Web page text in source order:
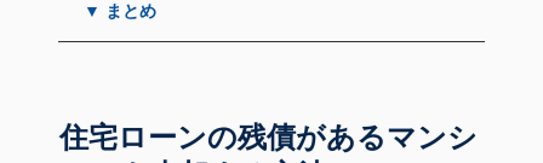
▼ まとめ
住宅ローンの残債があるマンシ